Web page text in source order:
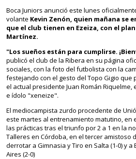
Boca Juniors anunció este lunes
volante Kevin Zenón, quien mañana se
que el club tienen en Ezeiza, con el
Martínez.
"Los sueños están para cumplirse.
publicó el club de la Ribera en su página
sociales, con la foto del futbolista con la
festejando con el gesto del Topo Gigio
el actual presidente Juan Román
e ídolo "xeneize".
El mediocampista zurdo procedente de
este martes al entrenamiento matutino, en
las prácticas tras el triunfo por 2 a 1 en la
Talleres en Córdoba, en el tercer amistoso
derrotar a Gimnasia y Tiro en Salta (1-0) y
Aires (2-0)